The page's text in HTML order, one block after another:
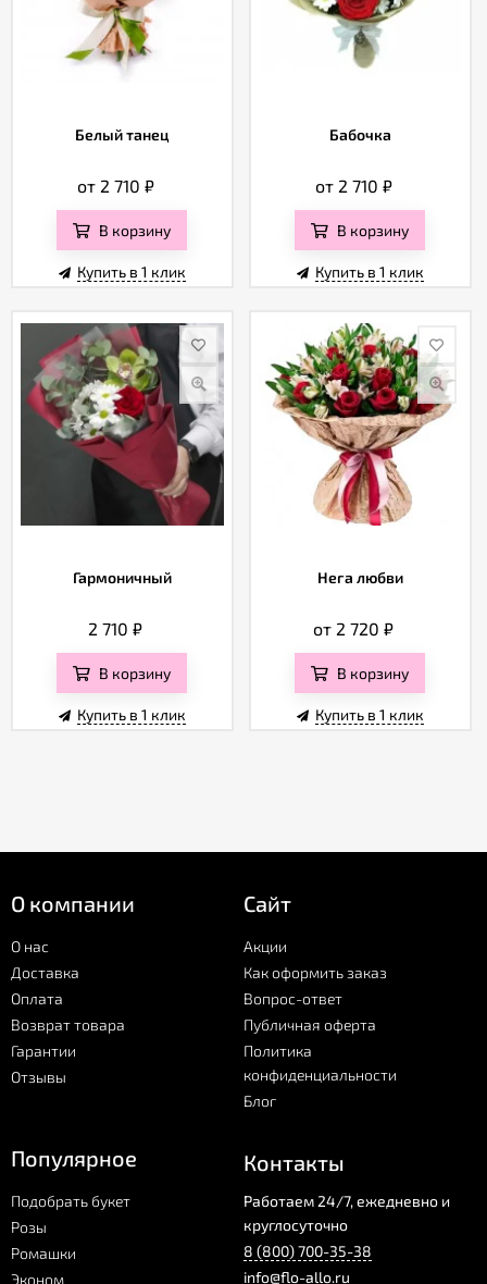
Белый танец
от 2 710 ₽
В корзину
Купить в 1 клик
Бабочка
от 2 710 ₽
В корзину
Купить в 1 клик
Гармоничный
2 710₽
В корзину
Купить в 1 клик
Нега любви
от 2 720₽
В корзину
Купить в 1 клик
О компании
О нас
Доставка
Оплата
Возврат товара
Гарантии
Отзывы
Сайт
Акции
Как оформить заказ
Вопрос-ответ
Публичная оферта
Политика
конфиденциальности
Блог
Популярное
Подобрать букет
Розы
Ромашки
Эконом
Контакты
Работаем 24/7, ежедневно и
круглосуточно
8 (800) 700-35-38
info@flo-allo.ru